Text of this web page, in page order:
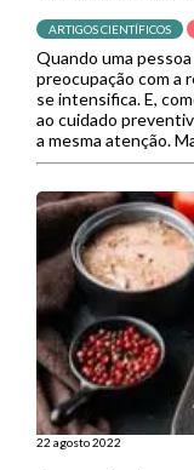
ARTIGOS CIENTÍFICOS
Quando uma
preocupação com a
se intensifica. E,
ao cuidado
a mesma atenção.
nutricional merece
22 agosto 2022